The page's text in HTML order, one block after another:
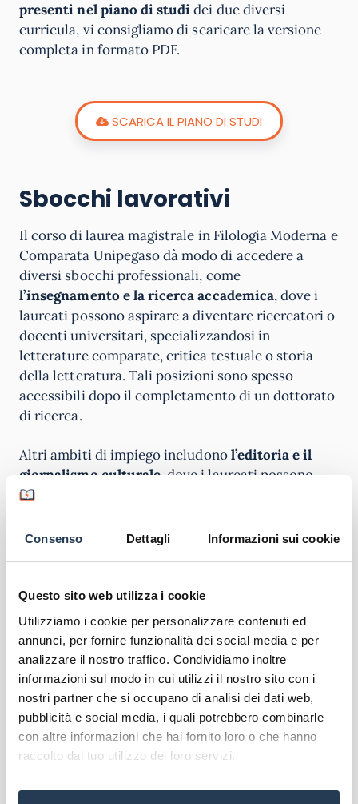
Consenso Dettagli Informazioni sui cookie
Questo sito web utilizza i cookie
Utilizziamo i cookie per personalizzare contenuti ed
annunci, per fornire funzionalità dei social media e per
analizzare il nostro traffico. Condividiamo inoltre
informazioni sul modo in cui utilizzi il nostro sito con i
nostri partner che si occupano di analisi dei dati web,
pubblicità e social media, i quali potrebbero combinarle
con altre informazioni che hai fornito loro o che hanno
raccolto dal tuo utilizzo dei loro servizi.
presenti nel piano di studidei due diversi
curricula, vi consigliamo di scaricare la versione
completa in formato PDF.
SCARICA IL PIANO DI STUDI
Sbocchi lavorativi
Il corso di laurea magistrale in Filologia Moderna e
Comparata Unipegaso dà modo di accedere a
diversi sbocchi professionali, come
l’insegnamento e la ricerca accademica, dove i
laureati possono aspirare a diventare ricercatori o
docenti universitari, specializzandosi in
letterature comparate, critica testuale o storia
della letteratura. Tali posizioni sono spesso
accessibili dopo il completamento di un dottorato
di ricerca.
Altri ambiti di impiego includonol’editoria e il
giornalismo culturale , dove i laureati possono
lavorare come editori, revisori di testi o curatori di
edizioni critiche, sfruttando la loro capacità di
analizzare e interpretare contenuti complessi.
Inoltre, la formazione in filologia moderna e
comparata è preziosa perruoli in biblioteche,
archivi e musei, dove la gestione e la
catalogazione di manoscritti e libri rari richiedono
una conoscenza approfondita della materia.
Infine, con l’evoluzione digitale, emergono nuove
opportunità inprogetti di digital humanities, che
combinano competenze informatiche e filologiche
per analizzare e rendere accessibili digitalmente
testi storici e letterari.